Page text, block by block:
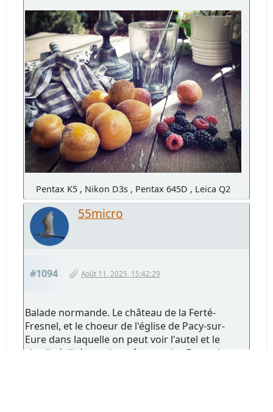
Pentax K5 , Nikon D3s , Pentax 645D , Leica Q2
55micro
#1094 Août 11, 2025, 15:42:29
Balade normande. Le château de la Ferté-
Fresnel, et le choeur de l'église de Pacy-sur-
Eure dans laquelle on peut voir l'autel et le
vitrail réalisés par le maître verrier François